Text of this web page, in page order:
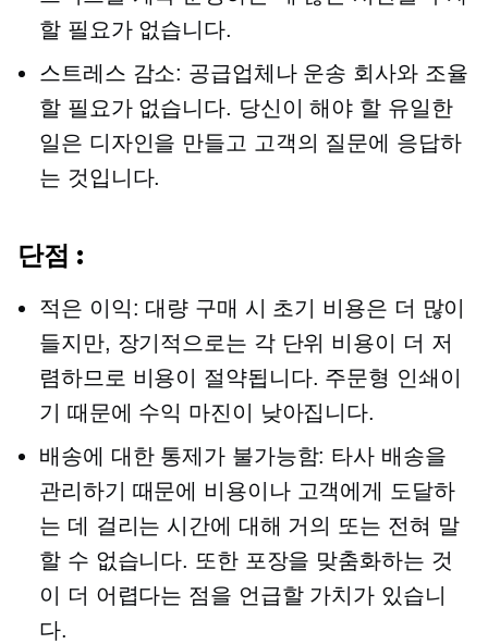
할 필요가 없습니다.
스트레스 감소: 공급업체나 운송 회사와 조율
할 필요가 없습니다. 당신이 해야 할 유일한
일은 디자인을 만들고 고객의 질문에 응답하
는 것입니다.
단점 :
적은 이익: 대량 구매 시 초기 비용은 더 많이
들지만, 장기적으로는 각 단위 비용이 더 저
렴하므로 비용이 절약됩니다. 주문형 인쇄이
기 때문에 수익 마진이 낮아집니다.
배송에 대한 통제가 불가능함: 타사 배송을
관리하기 때문에 비용이나 고객에게 도달하
는 데 걸리는 시간에 대해 거의 또는 전혀 말
할 수 없습니다. 또한 포장을 맞춤화하는 것
이 더 어렵다는 점을 언급할 가치가 있습니
다.